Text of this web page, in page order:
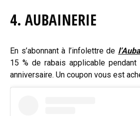
4. AUBAINERIE
En s’abonnant à l’infolettre de
15 % de rabais applicable
anniversaire. Un coupon vous est